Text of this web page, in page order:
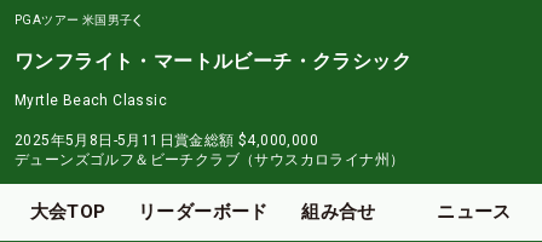
PGAツアー 米国男子
ワンフライト・マートルビーチ・クラシック
Myrtle Beach Classic
2025年5月8日-5月11日賞金総額 $4,000,000
デューンズゴルフ＆ビーチクラブ（サウスカロライナ州）
大会TOP リーダーボード 組み合せ ニュース